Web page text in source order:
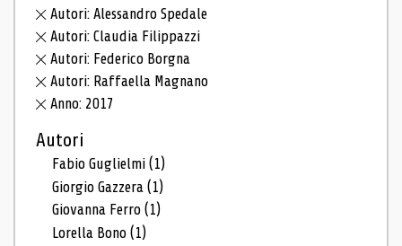
Autori: Alessandro Spedale
Autori: Claudia Filippazzi
Autori: Federico Borgna
Autori: Raffaella Magnano
Anno: 2017
Autori
Fabio Guglielmi(1)
Giorgio Gazzera(1)
Giovanna Ferro(1)
Lorella Bono(1)